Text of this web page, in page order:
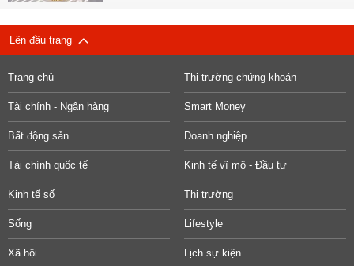
Lên đầu trang
Trang chủ Thị trường chứng khoán
Tài chính - Ngân hàng Smart Money
Bất động sản Doanh nghiệp
Tài chính quốc tế Kinh tế vĩ mô - Đầu tư
Kinh tế số Thị trường
Sống Lifestyle
Xã hội Lịch sự kiện